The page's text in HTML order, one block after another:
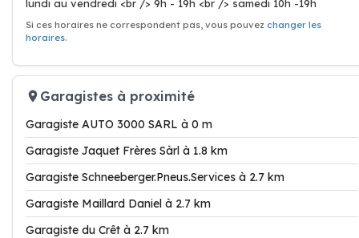
lundi au vendredi <br /> 9h - 19h <br /> samedi 10h -19h
Si ces horaires ne correspondent pas, vous pouvez changer les
horaires.
Garagistes à proximité
Garagiste AUTO 3000 SARL à 0 m
Garagiste Jaquet Frères Sàrl à 1.8 km
Garagiste Schneeberger.Pneus.Services à 2.7 km
Garagiste Maillard Daniel à 2.7 km
Garagiste du Crêt à 2.7 km